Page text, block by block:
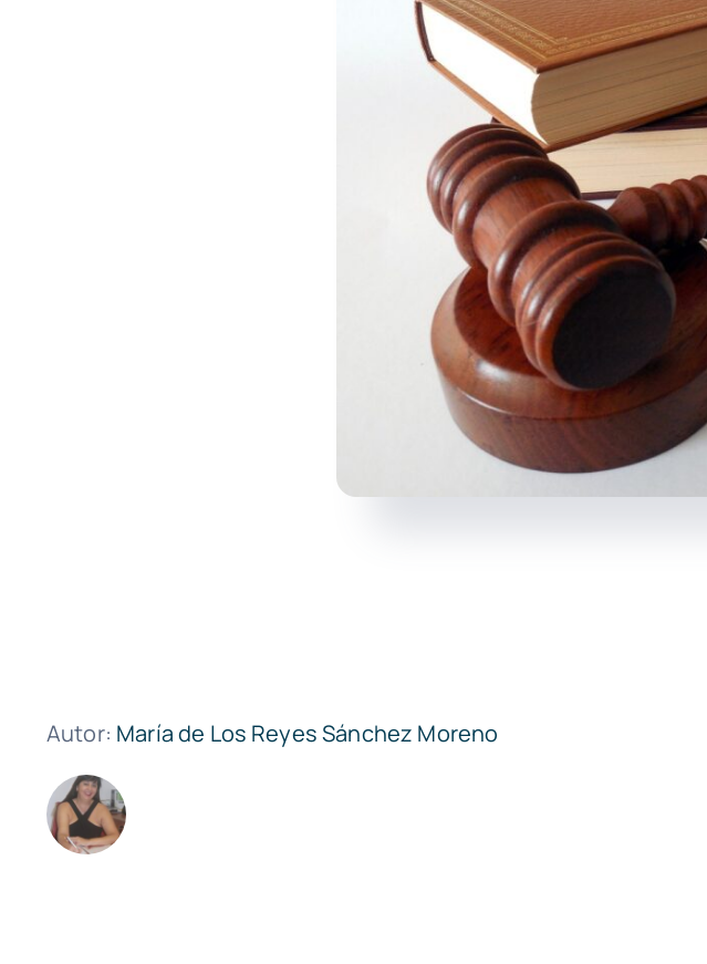
Autor: María de Los Reyes Sánchez Moreno